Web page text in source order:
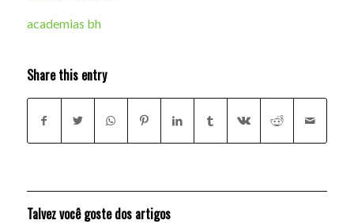
academias bh
Share this entry
Talvez você goste dos artigos